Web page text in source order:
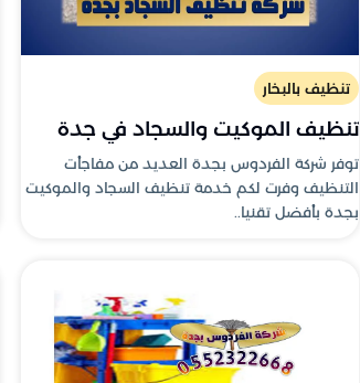
تنظيف بالبخار
تنظيف الموكيت والسجاد في جدة
توفر شركة الفردوس بجدة العديد من مفاجأت
التنظيف وفرت لكم خدمة تنظيف السجاد والموكيت
بجدة بأفضل تقنيا..